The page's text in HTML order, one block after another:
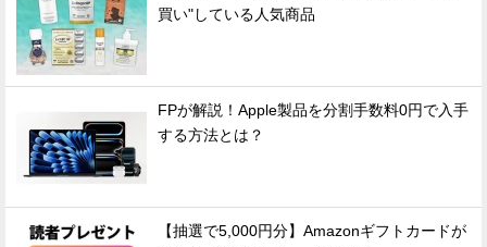
買い"している人気商品
FPが解説！Apple製品を分割手数料0円で入手
する方法とは？
【抽選で5,000円分】Amazonギフトカードが